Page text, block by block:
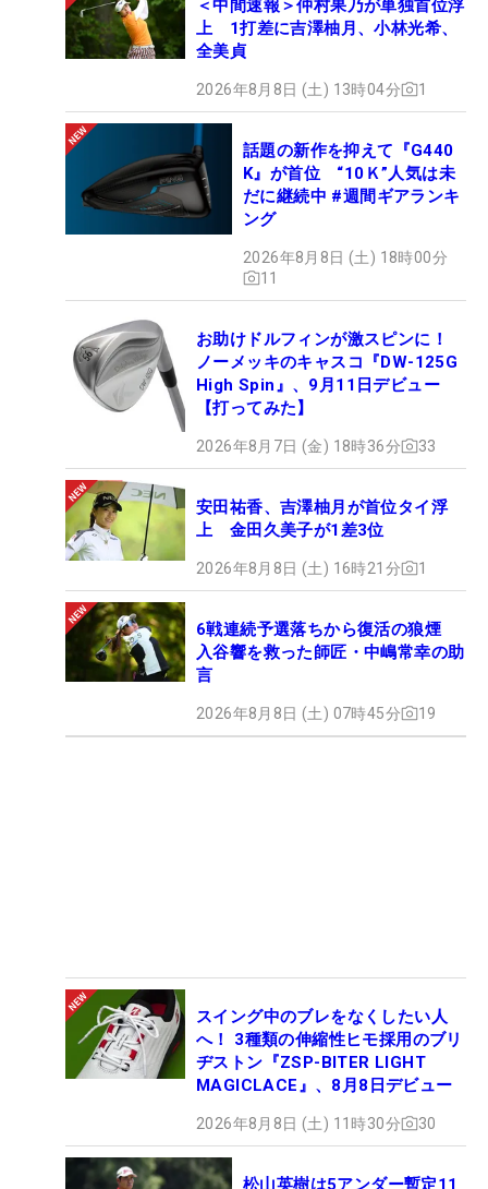
＜中間速報＞仲村果乃が単独首位浮
上 1打差に吉澤柚月、小林光希、
全美貞
2026年8月8日 (土) 13時04分 1
話題の新作を抑えて『G440
K』が首位 “10Ｋ”人気は未
だに継続中 #週間ギアランキ
ング
2026年8月8日 (土) 18時00分
11
お助けドルフィンが激スピンに！
ノーメッキのキャスコ『DW-125G
High Spin』、9月11日デビュー
【打ってみた】
2026年8月7日 (金) 18時36分 33
安田祐香、吉澤柚月が首位タイ浮
上 金田久美子が1差3位
2026年8月8日 (土) 16時21分 1
6戦連続予選落ちから復活の狼煙
入谷響を救った師匠・中嶋常幸の助
言
2026年8月8日 (土) 07時45分 19
スイング中のブレをなくしたい人
へ！ 3種類の伸縮性ヒモ採用のブリ
ヂストン『ZSP-BITER LIGHT
MAGICLACE』、8月8日デビュー
2026年8月8日 (土) 11時30分 30
松山英樹は5アンダー暫定11